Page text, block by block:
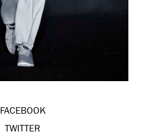
FACEBOOK
TWITTER